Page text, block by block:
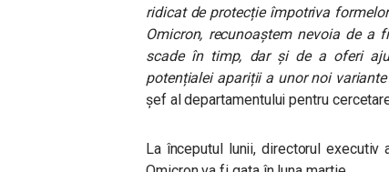
ridicat de protecție împotriva
Omicron, recunoaștem nevoia de a
scade în timp, dar și de a oferi
potențialei apariții a unor noi
șef al departamentului pentru
La începutul lunii, directorul